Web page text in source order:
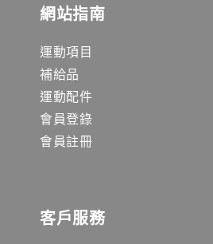
網站指南
運動項目
補給品
運動配件
會員登錄
會員註冊
客戶服務